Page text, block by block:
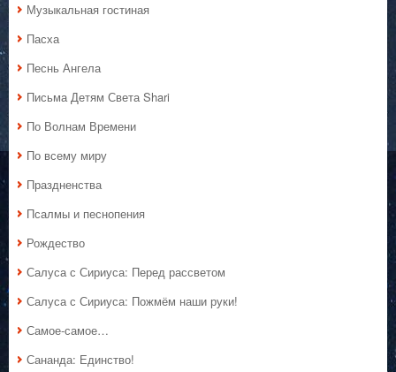
Музыкальная гостиная
Пасха
Песнь Ангела
Письма Детям Света Shari
По Волнам Времени
По всему миру
Праздненства
Псалмы и песнопения
Рождество
Салуса с Сириуса: Перед рассветом
Салуса с Сириуса: Пожмём наши руки!
Самое-самое…
Сананда: Единство!